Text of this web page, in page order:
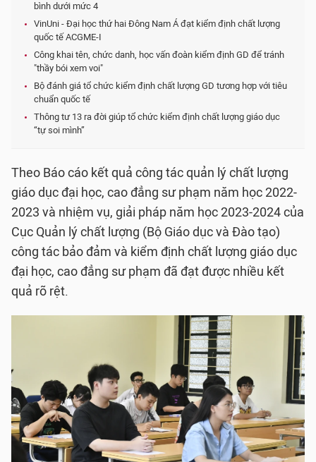
bình dưới mức 4
VinUni - Đại học thứ hai Đông Nam Á đạt kiểm định chất lượng
quốc tế ACGME-I
Công khai tên, chức danh, học vấn đoàn kiểm định GD để tránh
"thầy bói xem voi"
Bộ đánh giá tổ chức kiểm định chất lượng GD tương hợp với tiêu
chuẩn quốc tế
Thông tư 13 ra đời giúp tổ chức kiểm định chất lượng giáo dục
“tự soi mình”
Theo Báo cáo kết quả công tác quản lý chất lượng
giáo dục đại học, cao đẳng sư phạm năm học 2022-
2023 và nhiệm vụ, giải pháp năm học 2023-2024 của
Cục Quản lý chất lượng (Bộ Giáo dục và Đào tạo)
công tác bảo đảm và kiểm định chất lượng giáo dục
đại học, cao đẳng sư phạm đã đạt được nhiều kết
quả rõ rệt.